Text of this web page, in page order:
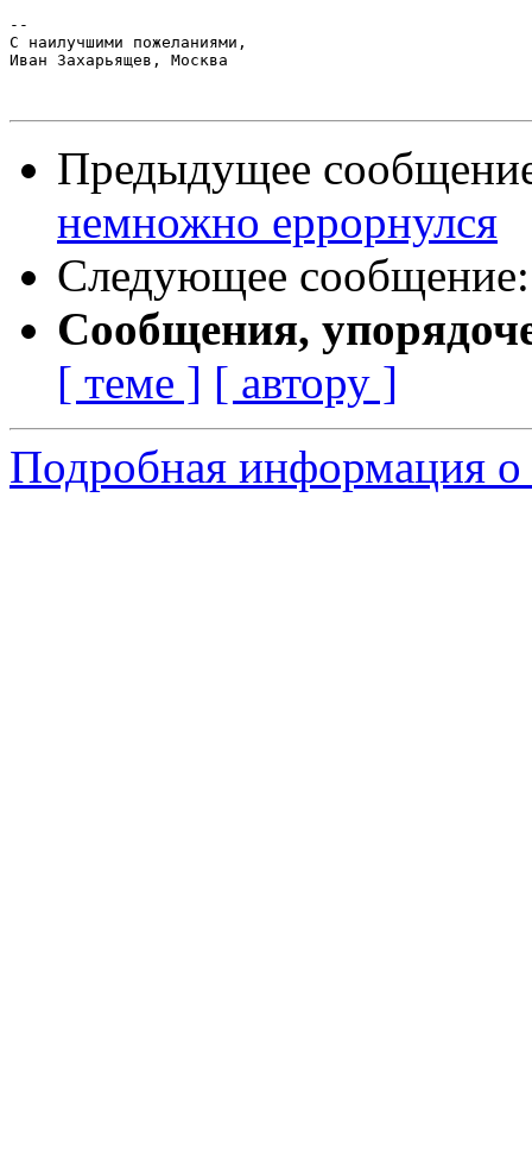
--
С наилучшими пожеланиями,
Иван Захарьящев, Москва
Предыдущее
немножно еррорнулся
Следующее
Сообщения,
[ теме ] [ автору ]
Подробная информация о